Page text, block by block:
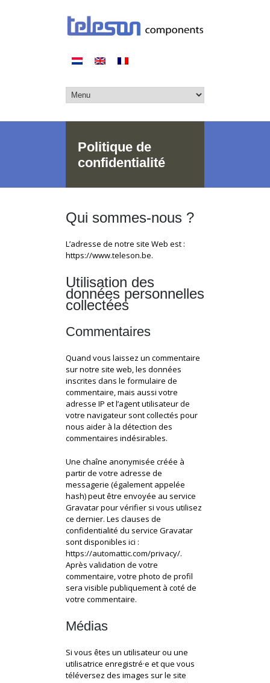
Politique de
confidentialité
Qui sommes-nous ?
L’adresse de notre site Web est :
https://www.teleson.be.
Utilisation des
données personnelles
collectées
Commentaires
Quand vous laissez un commentaire
sur notre site web, les données
inscrites dans le formulaire de
commentaire, mais aussi votre
adresse IP et l’agent utilisateur de
votre navigateur sont collectés pour
nous aider à la détection des
commentaires indésirables.
Une chaîne anonymisée créée à
partir de votre adresse de
messagerie (également appelée
hash) peut être envoyée au service
Gravatar pour vérifier si vous utilisez
ce dernier. Les clauses de
confidentialité du service Gravatar
sont disponibles ici :
https://automattic.com/privacy/.
Après validation de votre
commentaire, votre photo de profil
sera visible publiquement à coté de
votre commentaire.
Médias
Si vous êtes un utilisateur ou une
utilisatrice enregistré·e et que vous
téléversez des images sur le site